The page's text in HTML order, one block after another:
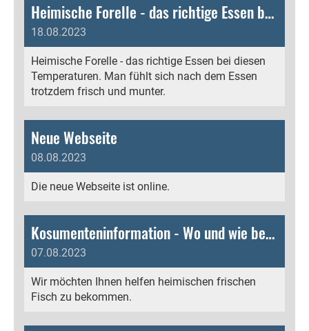
Heimische Forelle - das richtige Essen bei diesen Temperaturen
18.08.2023
Heimische Forelle - das richtige Essen bei diesen
Temperaturen. Man fühlt sich nach dem Essen
trotzdem frisch und munter.
Neue Webseite
08.08.2023
Die neue Webseite ist online.
Kosumenteninformation - Wo und wie bekomme ich heimischen frischen Fisch
07.08.2023
Wir möchten Ihnen helfen heimischen frischen
Fisch zu bekommen.